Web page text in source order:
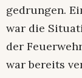
gedrungen.
war die
der
war bereits